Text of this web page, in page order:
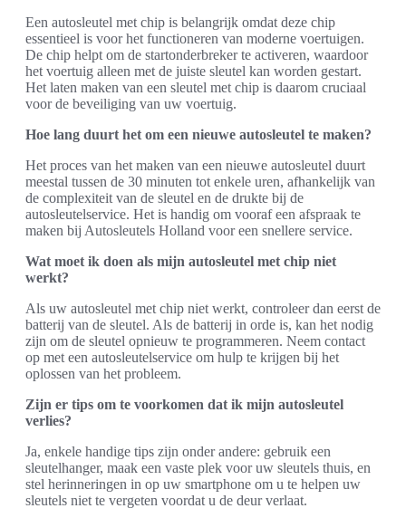
Een autosleutel met chip is belangrijk omdat deze chip
essentieel is voor het functioneren van moderne voertuigen.
De chip helpt om de startonderbreker te activeren, waardoor
het voertuig alleen met de juiste sleutel kan worden gestart.
Het laten maken van een sleutel met chip is daarom cruciaal
voor de beveiliging van uw voertuig.
Hoe lang duurt het om een nieuwe autosleutel te maken?
Het proces van het maken van een nieuwe autosleutel duurt
meestal tussen de 30 minuten tot enkele uren, afhankelijk van
de complexiteit van de sleutel en de drukte bij de
autosleutelservice. Het is handig om vooraf een afspraak te
maken bij Autosleutels Holland voor een snellere service.
Wat moet ik doen als mijn autosleutel met chip niet
werkt?
Als uw autosleutel met chip niet werkt, controleer dan eerst de
batterij van de sleutel. Als de batterij in orde is, kan het nodig
zijn om de sleutel opnieuw te programmeren. Neem contact
op met een autosleutelservice om hulp te krijgen bij het
oplossen van het probleem.
Zijn er tips om te voorkomen dat ik mijn autosleutel
verlies?
Ja, enkele handige tips zijn onder andere: gebruik een
sleutelhanger, maak een vaste plek voor uw sleutels thuis, en
stel herinneringen in op uw smartphone om u te helpen uw
sleutels niet te vergeten voordat u de deur verlaat.